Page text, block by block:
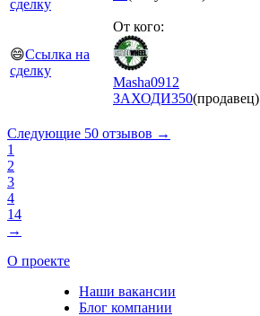
сделку
😄Ссылка на
сделку
От кого:
Masha0912
ЗАХОДИ350(продавец)
Следующие 50 отзывов →
1
2
3
4
14
→
О проекте
Наши вакансии
Блог компании